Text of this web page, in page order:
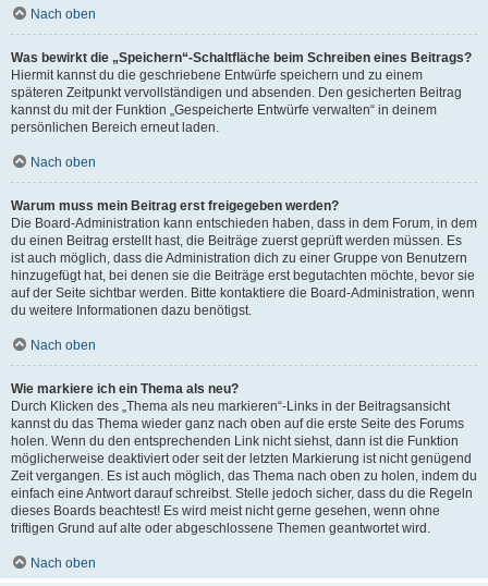
Nach oben
Was bewirkt die „Speichern“-Schaltfläche beim Schreiben eines Beitrags?
Hiermit kannst du die geschriebene Entwürfe speichern und zu einem
späteren Zeitpunkt vervollständigen und absenden. Den gesicherten Beitrag
kannst du mit der Funktion „Gespeicherte Entwürfe verwalten“ in deinem
persönlichen Bereich erneut laden.
Nach oben
Warum muss mein Beitrag erst freigegeben werden?
Die Board-Administration kann entschieden haben, dass in dem Forum, in dem
du einen Beitrag erstellt hast, die Beiträge zuerst geprüft werden müssen. Es
ist auch möglich, dass die Administration dich zu einer Gruppe von Benutzern
hinzugefügt hat, bei denen sie die Beiträge erst begutachten möchte, bevor sie
auf der Seite sichtbar werden. Bitte kontaktiere die Board-Administration, wenn
du weitere Informationen dazu benötigst.
Nach oben
Wie markiere ich ein Thema als neu?
Durch Klicken des „Thema als neu markieren“-Links in der Beitragsansicht
kannst du das Thema wieder ganz nach oben auf die erste Seite des Forums
holen. Wenn du den entsprechenden Link nicht siehst, dann ist die Funktion
möglicherweise deaktiviert oder seit der letzten Markierung ist nicht genügend
Zeit vergangen. Es ist auch möglich, das Thema nach oben zu holen, indem du
einfach eine Antwort darauf schreibst. Stelle jedoch sicher, dass du die Regeln
dieses Boards beachtest! Es wird meist nicht gerne gesehen, wenn ohne
triftigen Grund auf alte oder abgeschlossene Themen geantwortet wird.
Nach oben